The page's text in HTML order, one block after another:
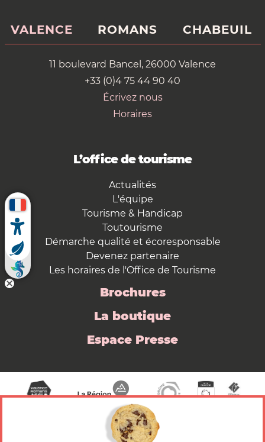
VALENCE ROMANS CHABEUIL
11 boulevard Bancel, 26000 Valence
+33 (0)4 75 44 90 40
Écrivez nous
Horaires
L’office de tourisme
Actualités
L'équipe
Tourisme & Handicap
Toutourisme
Démarche qualité et écoresponsable
Devenez partenaire
Les horaires de l'Office de Tourisme
Brochures
La boutique
Espace Presse